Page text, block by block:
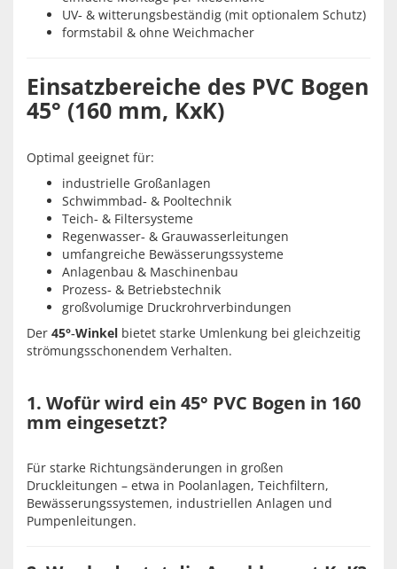
UV‑ & witterungsbeständig (mit optionalem Schutz)
formstabil & ohne Weichmacher
Einsatzbereiche des PVC Bogen
45° (160 mm, KxK)
Optimal geeignet für:
industrielle Großanlagen
Schwimmbad‑ & Pooltechnik
Teich‑ & Filtersysteme
Regenwasser‑ & Grauwasserleitungen
umfangreiche Bewässerungssysteme
Anlagenbau & Maschinenbau
Prozess‑ & Betriebstechnik
großvolumige Druckrohrverbindungen
Der 45°‑Winkel bietet starke Umlenkung bei gleichzeitig
strömungsschonendem Verhalten.
1. Wofür wird ein 45° PVC Bogen in 160
mm eingesetzt?
Für starke Richtungsänderungen in großen
Druckleitungen – etwa in Poolanlagen, Teichfiltern,
Bewässerungssystemen, industriellen Anlagen und
Pumpenleitungen.